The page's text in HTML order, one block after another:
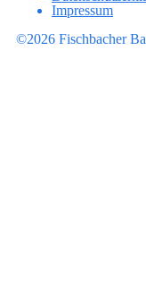
Impressum
©2026 Fischbacher